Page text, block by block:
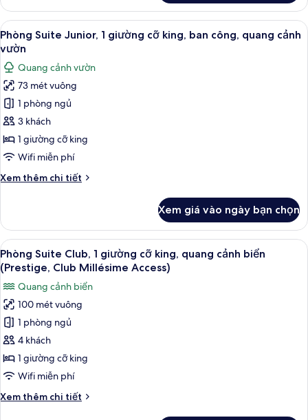
and
Garden
View)
Phòng
Cao
cấp,
1
giường
cỡ
king
(Pool
and
Garden
Xem
tất
cả
ảnh
Phòng
Suite
Junior,
1
giường
king,
quang
cảnh
vườn
Phòng Suite Junior, 1 giường cỡ
7
Phòng Suite Junior, 1 giường cỡ king, ban công, quang cảnh
vườn
Quang cảnh vườn
73 mét vuông
1 phòng ngủ
3 khách
1 giường cỡ king
Wifi miễn phí
Xem thêm chi tiết
Chi
Phòng
Suite
Junior,
1
giường
cỡ
king,
ban
công,
quang
vườn
Xem giá vào ngày bạn chọn
Xem
tất
cả
ảnh
Phòng
Suite
Club,
1
giường
king,
Bộ đồ giường cao cấp, chăn bông,
7
Phòng Suite Club, 1 giường cỡ king, quang cảnh biển
(Prestige, Club Millésime Access)
Quang cảnh biển
100 mét vuông
1 phòng ngủ
4 khách
1 giường cỡ king
Wifi miễn phí
Xem thêm chi tiết
Chi